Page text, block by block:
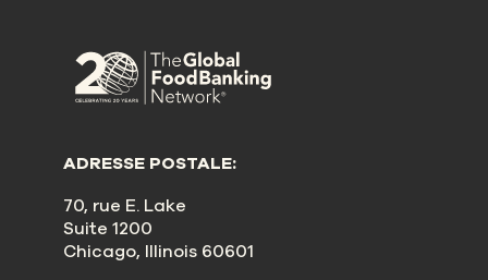
ADRESSE POSTALE:
70, rue E. Lake
Suite 1200
Chicago, Illinois 60601